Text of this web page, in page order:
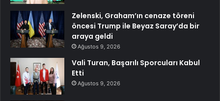
Zelenski, Graham’ın cenaze töreni
öncesi Trump ile Beyaz Saray’da bir
araya geldi
Ağustos 9, 2026
Vali Turan, Başarılı Sporcuları Kabul
Etti
Ağustos 9, 2026